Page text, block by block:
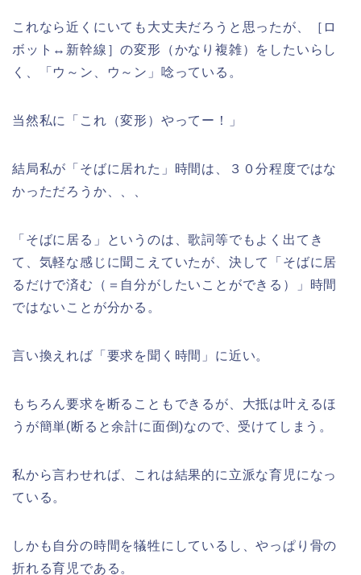
これなら近くにいても大丈夫だろうと思ったが、［ロ
ボット↔新幹線］の変形（かなり複雑）をしたいらし
く、「ウ～ン、ウ～ン」唸っている。
当然私に「これ（変形）やってー！」
結局私が「そばに居れた」時間は、３０分程度ではな
かっただろうか、、、
「そばに居る」というのは、歌詞等でもよく出てき
て、気軽な感じに聞こえていたが、決して「そばに居
るだけで済む（＝自分がしたいことができる）」時間
ではないことが分かる。
言い換えれば「要求を聞く時間」に近い。
もちろん要求を断ることもできるが、大抵は叶えるほ
うが簡単(断ると余計に面倒)なので、受けてしまう。
私から言わせれば、これは結果的に立派な育児になっ
ている。
しかも自分の時間を犠牲にしているし、やっぱり骨の
折れる育児である。